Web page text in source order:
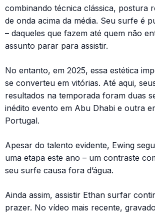
combinando técnica clássica, postura
de onda acima da média. Seu surfe é
– daqueles que fazem até quem não
assunto parar para assistir.
No entanto, em 2025, essa estética
se converteu em vitórias. Até aqui,
resultados na temporada foram duas
inédito evento em Abu Dhabi e outra
Portugal.
Apesar do talento evidente, Ewing
uma etapa este ano – um contraste
seu surfe causa fora d’água.
Ainda assim, assistir Ethan surfar
prazer. No vídeo mais recente,